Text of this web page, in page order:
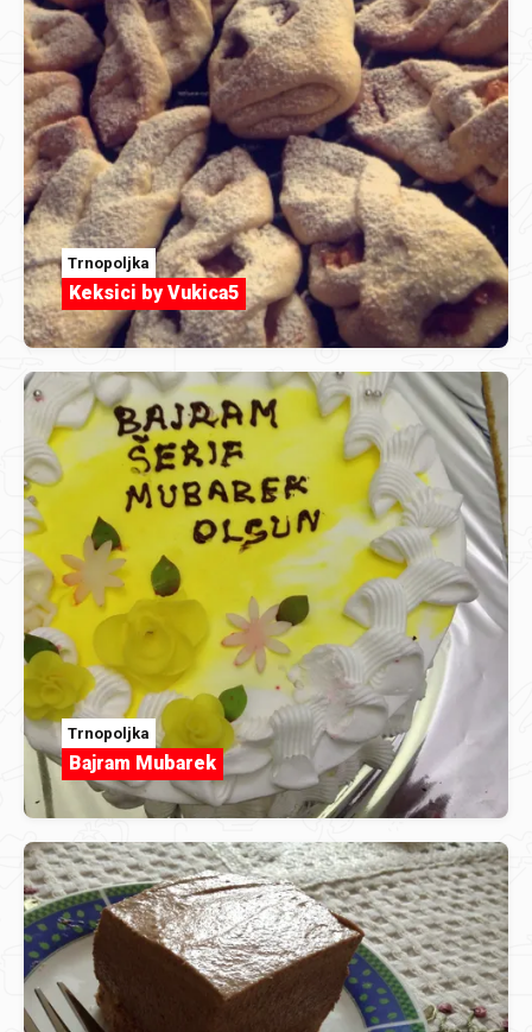
Trnopoljka
Keksici by Vukica5
Trnopoljka
Bajram Mubarek